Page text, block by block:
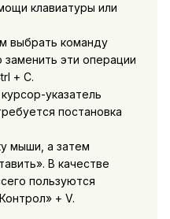
клавиатуры или
выбрать команду
эти операции
+ C.
указатель
постановка
мыши, а затем
В качестве
пользуются
+ V.